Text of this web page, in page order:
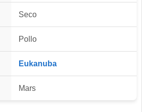
Seco
Pollo
Eukanuba
Mars